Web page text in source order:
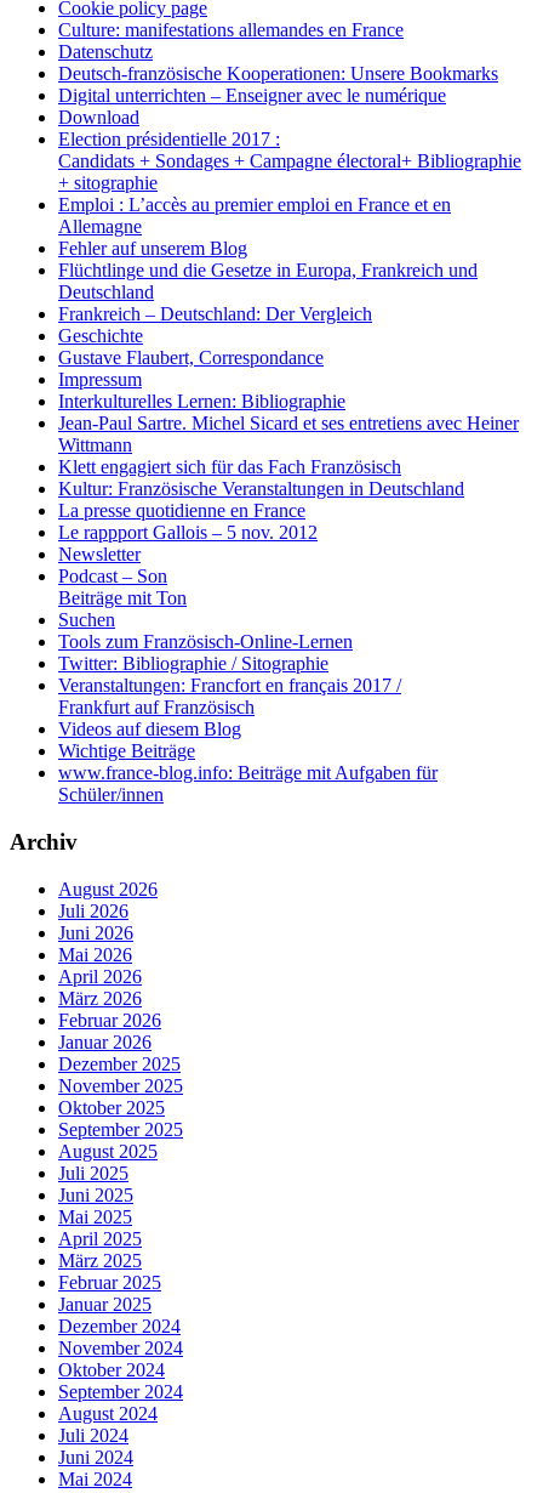
Cookie policy page
Culture: manifestations allemandes en France
Datenschutz
Deutsch-französische Kooperationen: Unsere Bookmarks
Digital unterrichten – Enseigner avec le numérique
Download
Election présidentielle 2017 :
Candidats + Sondages + Campagne électoral+ Bibliographie
+ sitographie
Emploi : L’accès au premier emploi en France et en
Allemagne
Fehler auf unserem Blog
Flüchtlinge und die Gesetze in Europa, Frankreich und
Deutschland
Frankreich – Deutschland: Der Vergleich
Geschichte
Gustave Flaubert, Correspondance
Impressum
Interkulturelles Lernen: Bibliographie
Jean-Paul Sartre. Michel Sicard et ses entretiens avec Heiner
Wittmann
Klett engagiert sich für das Fach Französisch
Kultur: Französische Veranstaltungen in Deutschland
La presse quotidienne en France
Le rappport Gallois – 5 nov. 2012
Newsletter
Podcast – Son
Beiträge mit Ton
Suchen
Tools zum Französisch-Online-Lernen
Twitter: Bibliographie / Sitographie
Veranstaltungen: Francfort en français 2017 /
Frankfurt auf Französisch
Videos auf diesem Blog
Wichtige Beiträge
www.france-blog.info: Beiträge mit Aufgaben für
Schüler/innen
Archiv
August 2026
Juli 2026
Juni 2026
Mai 2026
April 2026
März 2026
Februar 2026
Januar 2026
Dezember 2025
November 2025
Oktober 2025
September 2025
August 2025
Juli 2025
Juni 2025
Mai 2025
April 2025
März 2025
Februar 2025
Januar 2025
Dezember 2024
November 2024
Oktober 2024
September 2024
August 2024
Juli 2024
Juni 2024
Mai 2024